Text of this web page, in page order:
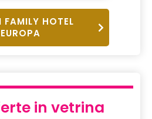
FAMILY HOTEL
EUROPA
in vetrina